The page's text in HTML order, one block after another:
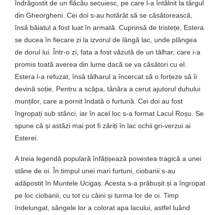
îndrăgostit de un flăcău secuiesc, pe care l-a întâlnit la târgul
din Gheorgheni. Cei doi s-au hotărât să se căsătorească,
însă băiatul a fost luat în armată. Cuprinsă de tristețe, Estera
se ducea în fiecare zi la izvorul de lângă lac, unde plângea
de dorul lui. Într-o zi, fata a fost văzută de un tâlhar, care i-a
promis toată averea din lume dacă se va căsători cu el.
Estera l-a refuzat, însă tâlharul a încercat să o forțeze să îi
devină soție. Pentru a scăpa, tânăra a cerut ajutorul duhului
munților, care a pornit îndată o furtună. Cei doi au fost
îngropați sub stânci, iar în acel loc s-a format Lacul Roșu. Se
spune că și astăzi mai pot fi zăriți în lac ochii gri-verzui ai
Esterei.
A treia legendă populară înfățișează povestea tragică a unei
stâne de oi. În timpul unei mari furtuni, ciobanii s-au
adăpostit în Muntele Ucigaș. Acesta s-a prăbușit și a îngropat
pe loc ciobanii, cu tot cu câini și turma lor de oi. Timp
îndelungat, sângele lor a colorat apa lacului, astfel luând